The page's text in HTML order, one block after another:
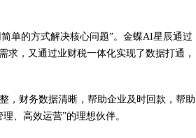
单的方式解决核心问题”。金蝶AI星辰通过
，又通过业财税一体化实现了数据打通，
，财务数据清晰，帮助企业及时回款，帮助
、高效运营”的理想伙伴。